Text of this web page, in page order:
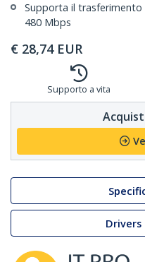
Supporta il
480 Mbps
€ 28,74 EUR
Supporto a vita
Drivers